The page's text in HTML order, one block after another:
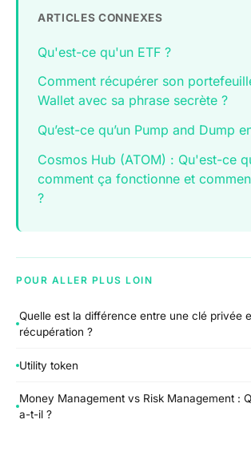
ARTICLES CONNEXES
Qu'est-ce qu'un ETF ?
Comment récupérer son
Wallet avec sa phrase secrète ?
Qu’est-ce qu’un Pump and Dump
Cosmos Hub (ATOM) : Qu'est-ce
comment ça fonctionne et
?
POUR ALLER PLUS LOIN
Quelle est la différence entre une clé privée
récupération ?
Utility token
Money Management vs Risk Management :
a-t-il ?